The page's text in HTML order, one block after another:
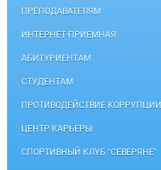
ПРЕПОДАВАТЕЛЯМ
ИНТЕРНЕТ-ПРИЕМНАЯ
АБИТУРИЕНТАМ
СТУДЕНТАМ
ПРОТИВОДЕЙСТВИЕ КОРРУПЦИИ
ЦЕНТР КАРЬЕРЫ
СПОРТИВНЫЙ КЛУБ "СЕВЕРЯНЕ"